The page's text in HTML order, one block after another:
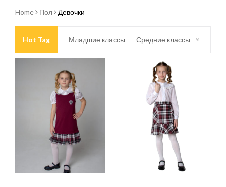
Home Пол Девочки
Hot Tag Младшие классы Средние классы